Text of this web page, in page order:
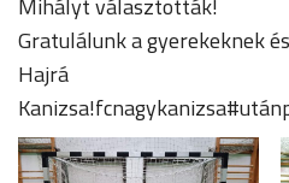
Mihályt választották!
Gratulálunk a gyerekeknek
Hajrá